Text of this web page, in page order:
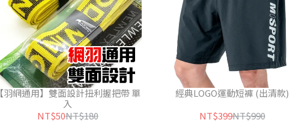
【羽網通用】雙面設計扭利握把帶 單
入
NT$50NT$180
經典LOGO運動短褲 (出清款)
NT$399NT$990